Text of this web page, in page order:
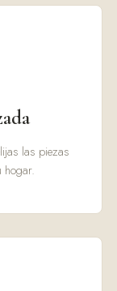
las piezas
hogar.